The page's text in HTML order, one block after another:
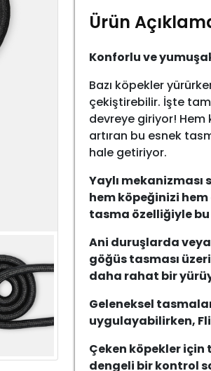
Ürün
Konforlu ve
Bazı köpekler
çekiştirebilir. İşte
devreye giriyor! Hem
artıran bu esnek
hale getiriyor.
Yaylı
hem köpeğinizi
tasma özelliğiyle
Ani duruşlarda
göğüs tasması
daha rahat bir
Geleneksel
uygulayabilirken,
Çeken köpekler için
dengeli bir kontrol